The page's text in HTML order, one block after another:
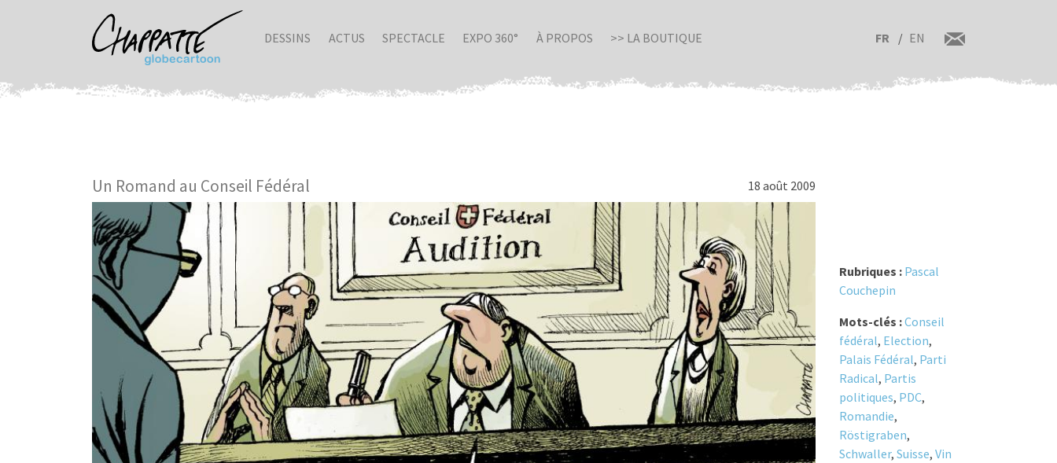
DESSINS ACTUS SPECTACLE EXPO 360° À PROPOS >> LA BOUTIQUE FR EN
Un Romand au Conseil Fédéral 18 août 2009
Rubriques : Pascal
Couchepin
Mots-clés :Conseil
fédéral, Election,
Palais Fédéral, Parti
Radical, Partis
politiques, PDC,
Romandie,
Röstigraben,
Schwaller, Suisse, Vin